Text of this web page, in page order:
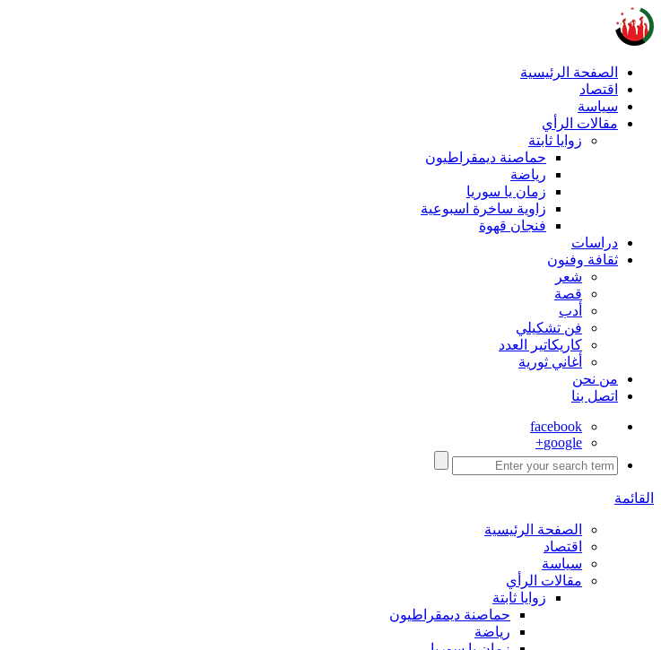
الصفحة الرئيسية
اقتصاد
سياسة
مقالات الرأي
زوايا ثابتة
حماصنة ديمقراطيون
رياضة
زمان يا سوريا
زاوية ساخرة اسبوعية
فنجان قهوة
دراسات
ثقافة وفنون
شعر
قصة
أدب
فن تشكيلي
كاريكاتير العدد
أغاني ثورية
من نحن
اتصل بنا
facebook
google+
القائمة
الصفحة الرئيسية
اقتصاد
سياسة
مقالات الرأي
زوايا ثابتة
حماصنة ديمقراطيون
رياضة